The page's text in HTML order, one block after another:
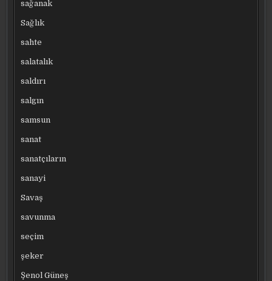
sağanak
Sağlık
sahte
salatalık
saldırı
salgın
samsun
sanat
sanatçıların
sanayi
Savaş
savunma
seçim
şeker
Şenol Güneş